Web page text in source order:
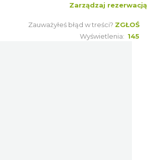
Zarządzaj rezerwacją
Zauważyłeś błąd w treści? ZGŁOŚ
Wyświetlenia: 145